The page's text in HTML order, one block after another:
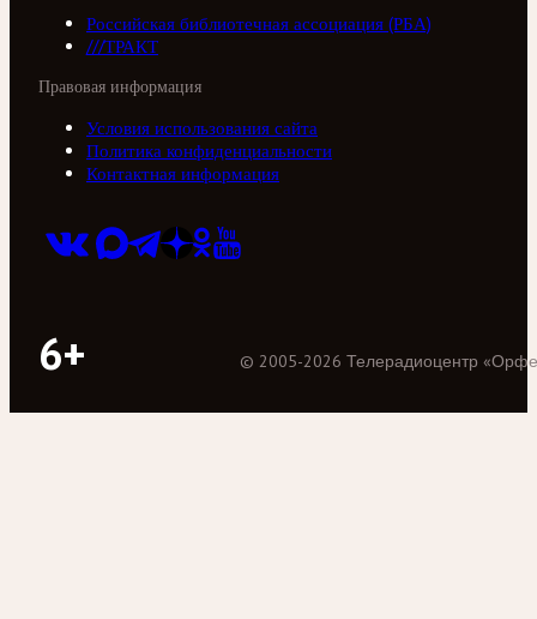
Российская библиотечная ассоциация (РБА)
///ТРАКТ
Правовая информация
Условия использования сайта
Политика конфиденциальности
Контактная информация
6+ © 2005-2026 Телерадиоцентр